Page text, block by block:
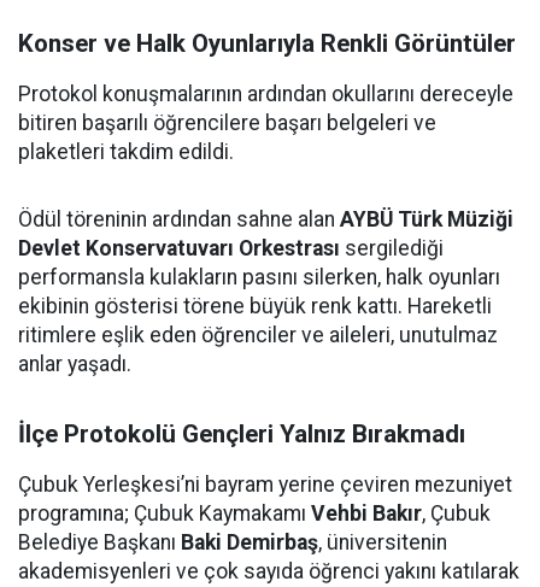
Konser ve Halk Oyunlarıyla Renkli Görüntüler
Protokol konuşmalarının ardından okullarını dereceyle
bitiren başarılı öğrencilere başarı belgeleri ve
plaketleri takdim edildi.
Ödül töreninin ardından sahne alan AYBÜ Türk Müziği
Devlet Konservatuvarı Orkestrası sergilediği
performansla kulakların pasını silerken, halk oyunları
ekibinin gösterisi törene büyük renk kattı. Hareketli
ritimlere eşlik eden öğrenciler ve aileleri, unutulmaz
anlar yaşadı.
İlçe Protokolü Gençleri Yalnız Bırakmadı
Çubuk Yerleşkesi’ni bayram yerine çeviren mezuniyet
programına; Çubuk Kaymakamı Vehbi Bakır, Çubuk
Belediye Başkanı Baki Demirbaş, üniversitenin
akademisyenleri ve çok sayıda öğrenci yakını katılarak